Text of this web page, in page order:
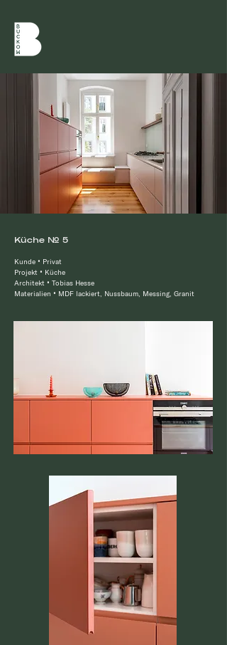
Küche № 5
Kunde • Privat
Projekt • Küche
Architekt • Tobias Hesse
Materialien • MDF lackiert, Nussbaum, Messing, Granit